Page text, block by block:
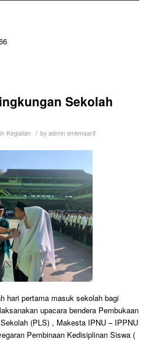
Sekolah
in Kegiatan / by admin smkmaarif
hari pertama masuk sekolah bagi
upacara bendera Pembukaan
(PLS) , Makesta IPNU – IPPNU
Pembinaan Kedisiplinan Siswa (